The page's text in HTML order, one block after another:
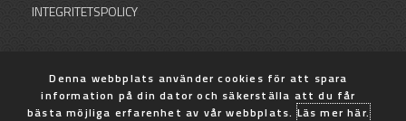
INTEGRITETSPOLICY
© 2026 SB Sportfiske
Denna webbplats använder cookies för att spara
information på din dator och säkerställa att du får
bästa möjliga erfarenhet av vår webbplats.Läs mer här.